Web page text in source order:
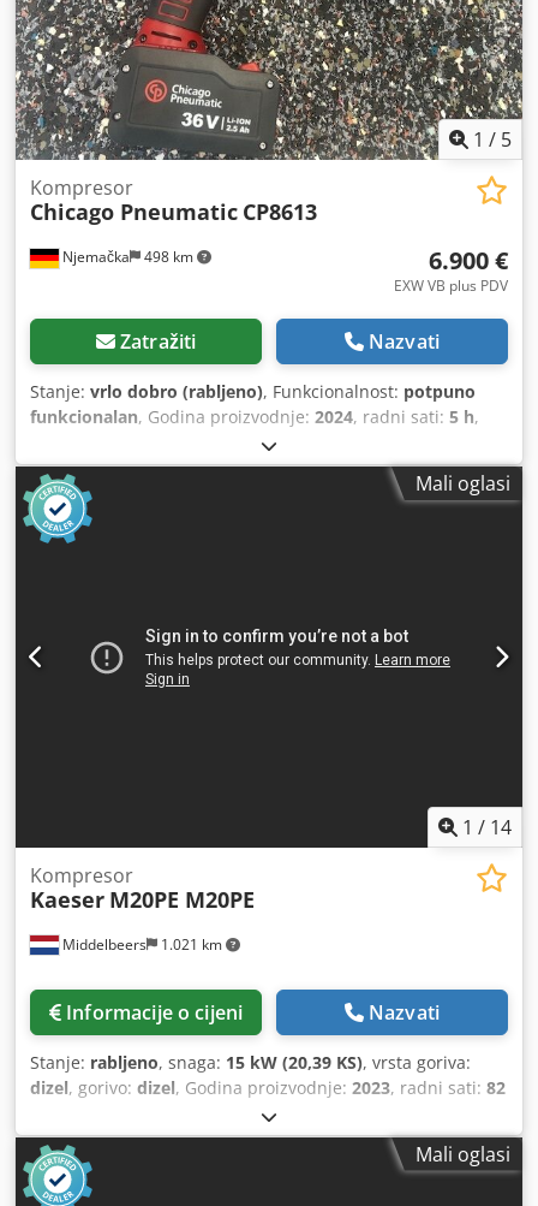
1 / 5
Njemačka 498 km
Kompresor
Chicago Pneumatic CP8613
6.900 €
EXW VB plus PDV
Zatražiti Nazvati
Stanje: vrlo dobro (rabljeno), Funkcionalnost: potpuno
funkcionalan, Godina proizvodnje: 2024, radni sati: 5 h,
6151570000, Iz našeg popisa alata za
demonstraciju, testiran i potpuno funkcionalan: Chicago
pneumatski akumulatorski ključ CP8613 demonstracijski
alat s punjačem (36 V 2,5 Ah) Točnost (6 sigma): +/- 4%
Brzina u praznom hodu: 10 o/min Raspon zakretnog
industrijsku proizvodnju i održavanje na zahtjev. Dedpfx
Asv Tbpzjblsck
Mali oglasi
1 / 14
Middelbeers 1.021 km
Kompresor
Kaeser M20PE M20PE
Informacije o cijeni Nazvati
Stanje: rabljeno, snaga: 15 kW (20,39 KS), vrsta goriva:
dizel, gorivo: dizel, Godina proizvodnje: 2023, radni sati: 82
, Godina proizvodnje: 2023 Namjena: Građevinarstvo CE
oznaka: da Cijena: Na upit Dcedpfx Ajxuu Iijblsk Serijski
broj: WKA0N0500P9308038 Za više informacija obratite se
Erntu van Heku. Kapacitet protoka: 120 m3/h
Mali oglasi